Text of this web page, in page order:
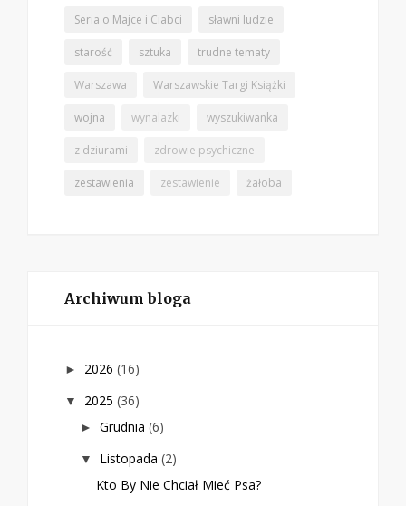
Seria o Majce i Ciabci sławni ludzie
starość sztuka trudne tematy
Warszawa Warszawskie Targi Książki
wojna wynalazki wyszukiwanka
z dziurami zdrowie psychiczne
zestawienia zestawienie żałoba
Archiwum bloga
► 2026 (16)
▼ 2025 (36)
► Grudnia (6)
▼ Listopada (2)
Kto By Nie Chciał Mieć Psa?